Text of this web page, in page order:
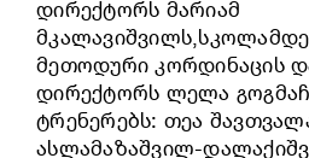
დირექტორს მარიამ
მეთოდური კორდინაცის
დირექტორს ლელა
ტრენერებს: თეა
ასლამაზაშვილ-